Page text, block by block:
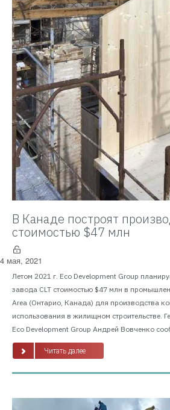
В Канаде построят
стоимостью $47 млн
4 мая, 2021
Летом 2021 г. Eco Development Group
завода CLT стоимостью $47 млн в
Area (Онтарио, Канада) для производства
использования в жилищном строительстве.
Eco Development Group Андрей Вовченко
Читать далее